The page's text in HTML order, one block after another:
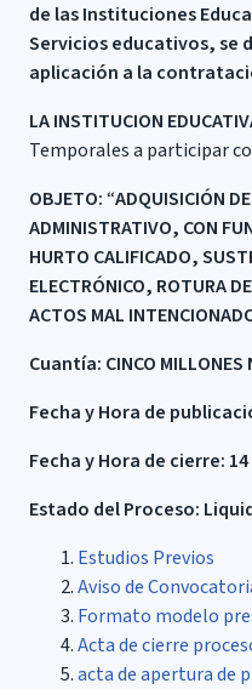
de las Instituciones
Servicios educativos, se
aplicación a la
LA INSTITUCION
Temporales a participar
OBJETO:“ADQUISICIÓN
ADMINISTRATIVO, CON
HURTO CALIFICADO,
ELECTRÓNICO, ROTURA
ACTOS MAL
Cuantía: CINCO MILLONES
Fecha y Hora de
Fecha y Hora de cierre:
Estado del Proceso:
Estudios Previos
Aviso de
Formato modelo
Acta de cierre
acta de apertura de